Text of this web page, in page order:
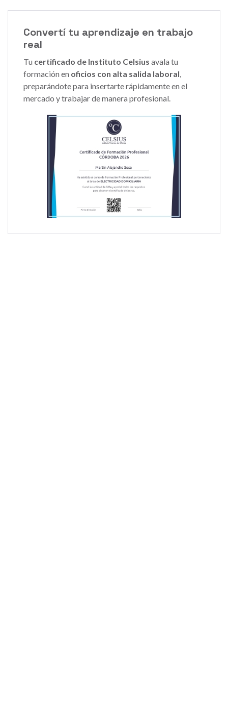
Convertí tu aprendizaje en trabajo
real
Tu certificado de Instituto Celsius avala tu
formación en oficios con alta salida laboral,
preparándote para insertarte rápidamente en el
mercado y trabajar de manera profesional.